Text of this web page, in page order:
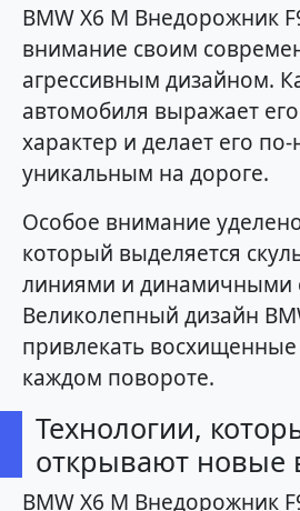
BMW X6 M Внедорожник
внимание своим
агрессивным дизайном.
автомобиля выражает
характер и делает его
уникальным на дороге.
Особое внимание
который выделяется
линиями и динамичными
Великолепный дизайн
привлекать восхищенные
каждом повороте.
Технологии,
открывают новые
BMW X6 M Внедорожник